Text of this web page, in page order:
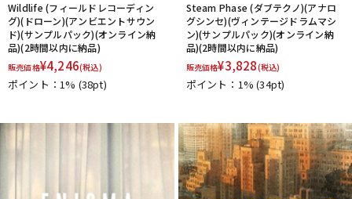
Wildlife (フィールドレコーディン
グ)(ドローン)(アンビエントサウン
ド)(サンプルパック)(オンライン納
品)(2時間以内に納品)
販売価格¥4,246(税込)
ポイント：1% (38pt)
Steam Phase (ダブテクノ)(アナロ
グシンセ)(ヴィンテージドラムマシ
ン)(サンプルパック)(オンライン納
品)(2時間以内に納品)
販売価格¥3,828(税込)
ポイント：1%(34pt)